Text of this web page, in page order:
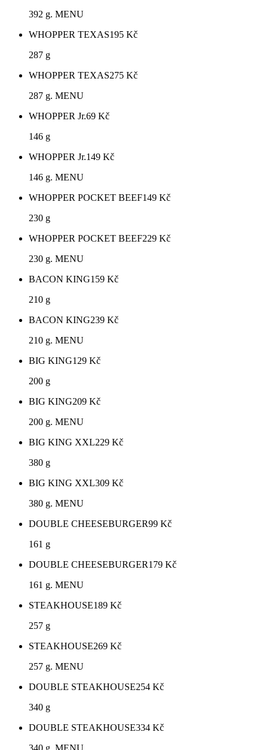
392 g. MENU
WHOPPER TEXAS195 Kč
287 g
WHOPPER TEXAS275 Kč
287 g. MENU
WHOPPER Jr.69 Kč
146 g
WHOPPER Jr.149 Kč
146 g. MENU
WHOPPER POCKET BEEF149 Kč
230 g
WHOPPER POCKET BEEF229 Kč
230 g. MENU
BACON KING159 Kč
210 g
BACON KING239 Kč
210 g. MENU
BIG KING129 Kč
200 g
BIG KING209 Kč
200 g. MENU
BIG KING XXL229 Kč
380 g
BIG KING XXL309 Kč
380 g. MENU
DOUBLE CHEESEBURGER99 Kč
161 g
DOUBLE CHEESEBURGER179 Kč
161 g. MENU
STEAKHOUSE189 Kč
257 g
STEAKHOUSE269 Kč
257 g. MENU
DOUBLE STEAKHOUSE254 Kč
340 g
DOUBLE STEAKHOUSE334 Kč
340 g. MENU